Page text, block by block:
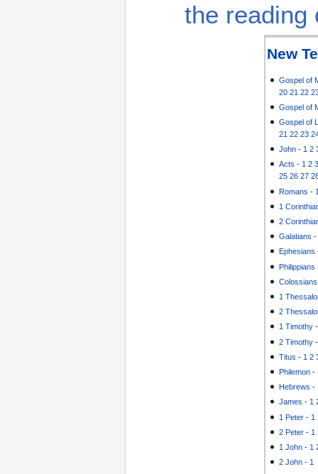
the reading
New
Gospel of
20 21 22
Gospel of
Gospel of
21 22 23
John - 1 2
Acts -1 2
25 26 27
Romans -
1
2
Galatians
Ephesians
Philippians
Colossians
1
2
1 Timothy
2 Timothy
Titus - 1 2
Philemon -
Hebrews -
James -1
1 Peter - 1
2 Peter - 1
1 John - 1
2 John - 1